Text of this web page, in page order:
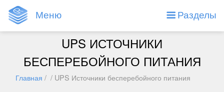
Меню Разделы
UPS ИСТОЧНИКИ
БЕСПЕРЕБОЙНОГО ПИТАНИЯ
Главная / / UPS Источники бесперебойного питания